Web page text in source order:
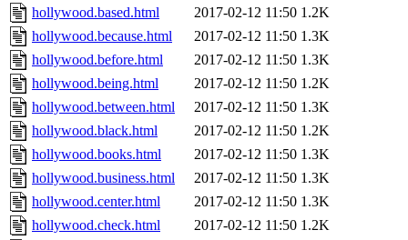
hollywood.based.html
2017-02-12 11:50 1.2K
hollywood.because.html
2017-02-12 11:50 1.3K
hollywood.before.html
2017-02-12 11:50 1.3K
hollywood.being.html
2017-02-12 11:50 1.2K
hollywood.between.html
2017-02-12 11:50 1.3K
hollywood.black.html
2017-02-12 11:50 1.2K
hollywood.books.html
2017-02-12 11:50 1.3K
hollywood.business.html
2017-02-12 11:50 1.3K
hollywood.center.html
2017-02-12 11:50 1.3K
hollywood.check.html
2017-02-12 11:50 1.2K